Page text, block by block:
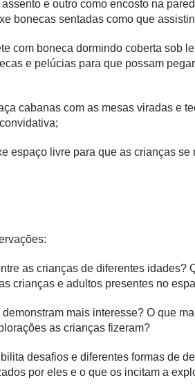
e outro como encosto na
bonecas sentadas como que
com boneca dormindo coberta sob
e pelúcias para que possam
cabanas com as mesas viradas e
espaço livre para que as crianças se
as crianças de diferentes idades?
crianças e adultos presentes no
mais interesse? O que
as crianças fizeram?
desafios e diferentes formas de
por eles e o que os incitam a